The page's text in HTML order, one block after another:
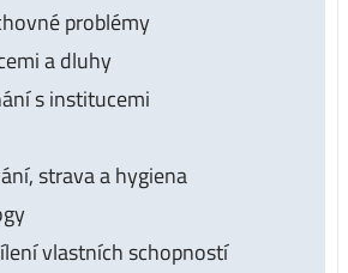
problémy
a dluhy
s institucemi
strava a hygiena
vlastních schopností